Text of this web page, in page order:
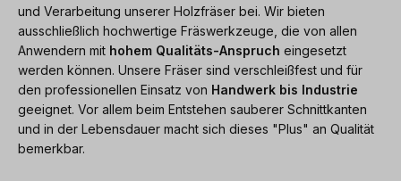
und Verarbeitung unserer Holzfräser bei. Wir bieten
ausschließlich hochwertige Fräswerkzeuge, die von allen
Anwendern mit hohem Qualitäts-Anspruch eingesetzt
werden können. Unsere Fräser sind verschleißfest und für
den professionellen Einsatz von Handwerk bis Industrie
geeignet. Vor allem beim Entstehen sauberer Schnittkanten
und in der Lebensdauer macht sich dieses "Plus" an Qualität
bemerkbar.